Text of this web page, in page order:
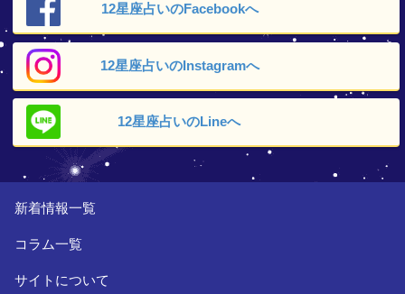
12星座占いのFacebookへ
12星座占いのInstagramへ
12星座占いのLineへ
新着情報一覧
コラム一覧
サイトについて